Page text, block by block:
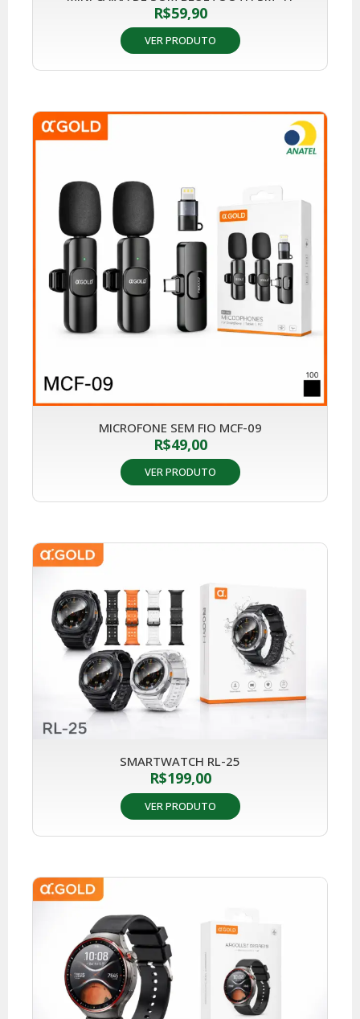
R$59,90
VER PRODUTO
MICROFONE SEM FIO MCF-09
R$49,00
VER PRODUTO
SMARTWATCH RL-25
R$199,00
VER PRODUTO